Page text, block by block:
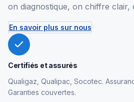
on diagnostique, on chiffre clair,
En savoir plus sur nous
Certifiés et assurés
Qualigaz, Qualipac, Socotec.
Garanties couvertes.